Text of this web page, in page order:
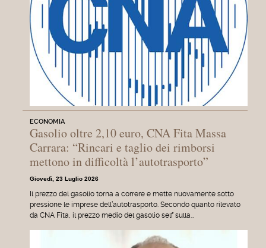
ECONOMIA
Gasolio oltre 2,10 euro, CNA Fita Massa
Carrara: “Rincari e taglio dei rimborsi
mettono in difficoltà l’autotrasporto”
Giovedì, 23 Luglio 2026
Il prezzo del gasolio torna a correre e mette nuovamente sotto
pressione le imprese dell’autotrasporto. Secondo quanto rilevato
da CNA Fita, il prezzo medio del gasolio self sulla…